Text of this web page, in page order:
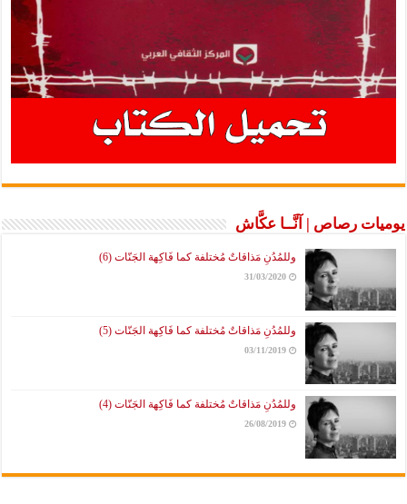
يوميات رصاص | آنَّــا عكَّاش
وللمُدُنِ مَذاقاتٌ مُختلفة كما فَاكِهة الجَنّات (6)
31/03/2020
وللمُدُنِ مَذاقاتٌ مُختلفة كما فَاكِهة الجَنّات (5)
03/11/2019
وللمُدُنِ مَذاقاتٌ مُختلفة كما فَاكِهة الجَنّات (4)
26/08/2019